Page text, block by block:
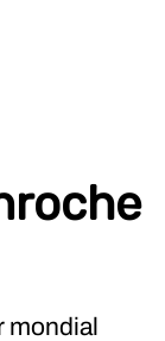
mondial